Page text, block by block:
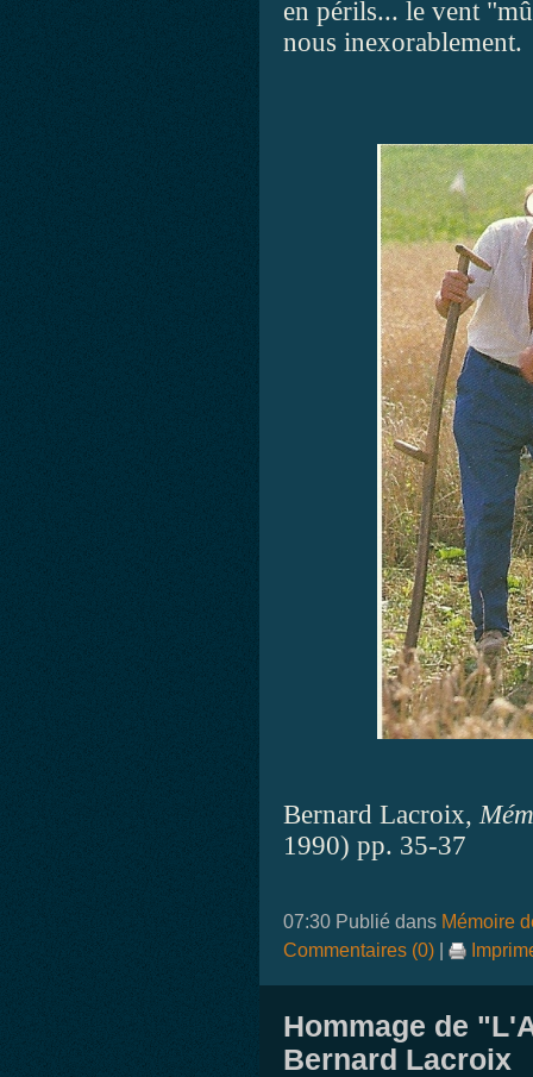
en périls... le vent
nous inexorablement.
Bernard Lacroix,
1990) pp. 35-37
07:30 Publié dans Mémoire
Commentaires (0)|
Hommage de
Bernard Lacroix